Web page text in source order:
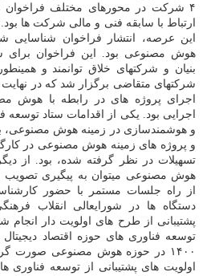
۴ شرکت در محورهای مختلف فراخوان
ارتباط با سابقه فنی و مالی شرکت ها
این عرصه، انتشار فراخوان شناسایی
هوش مصنوعی بود. این فراخوان برای
بنیان و شرکتهای خلاق توانمند و
شرکتهای متقاضی برگزار شد که در نهایت
اجرای پروژه های در رابطه با هوش
اجرایی بود. یکی از اقدامات ستاد توسعه
و هوشمندسازی در زمینه هوش مصنوعی،
و پروژه های زمینه هوش مصنوعی در
تسهیلات در نظر گرفته شده، بود. از
هوش مصنوعی میتوان به پیگیری
از راه جلسات مستمر با حضور
دستگاه ها در شورایعالی انقلاب
پشتیبانی از طرح های اولویت دار انجام
توسعه فناوری های حوزه اقتصاد
۱۴۰۰ در حوزه هوش مصنوعی صورت
اولویت های پشتیبانی از توسعه فناوری